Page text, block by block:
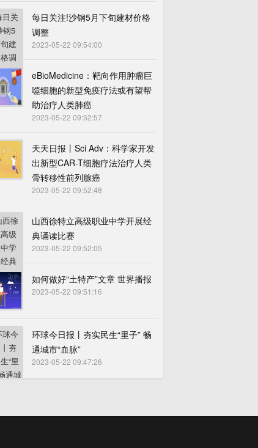
每日关注!沙钢5月下旬建材价格
调整
2023-05-22 09:54:00
eBioMedicine：靶向作用肿瘤巨
噬细胞的新型免疫疗法或有望帮
助治疗人类肺癌
2023-05-22 09:52:57
天天日报丨Sci Adv：科学家开发
出新型CAR-T细胞疗法治疗人类
骨转移性前列腺癌
2023-05-22 09:52:48
山西徐特立高级职业中学开展经
典诵读比赛
2023-05-22 09:52:05
如何做好“土特产”文章 世界播报
2023-05-22 09:51:16
环球今日报丨夯实民生“里子” 畅
通城市“血脉”
2023-05-22 09:47:26